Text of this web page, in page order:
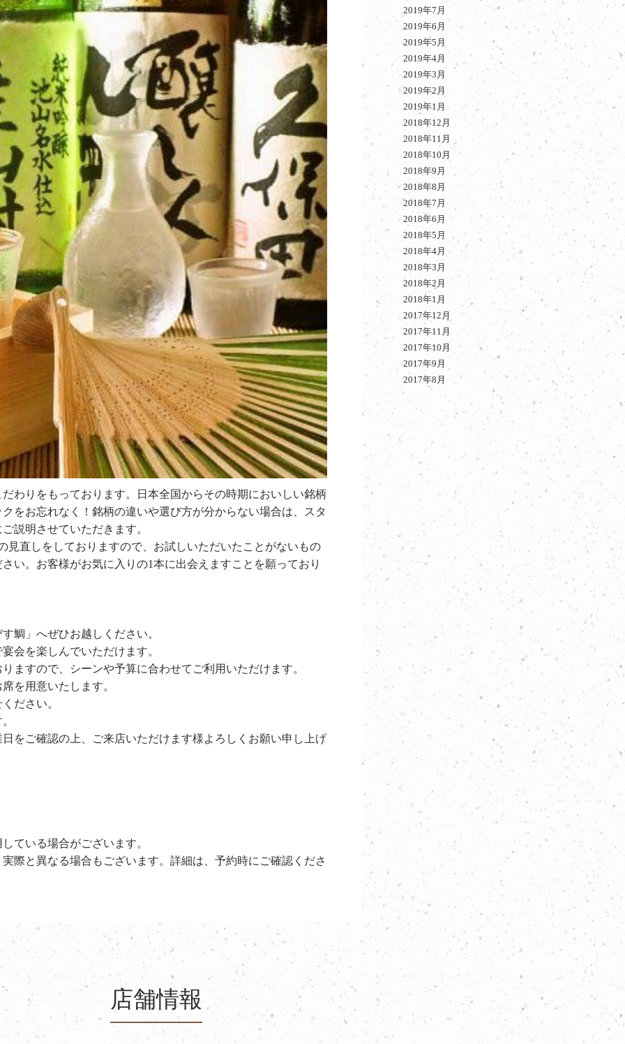
わりをもっております。日本全国からその時期においしい銘柄
をお忘れなく！銘柄の違いや選び方が分からない場合は、スタ
説明させていただきます。
見直しをしておりますので、お試しいただいたことがないもの
い。お客様がお気に入りの1本に出会えますことを願っており
鯛」へぜひお越しください。
会を楽しんでいただけます。
ますので、シーンや予算に合わせてご利用いただけます。
を用意いたします。
ださい。
をご確認の上、ご来店いただけます様よろしくお願い申し上げ
ている場合がございます。
際と異なる場合もございます。詳細は、予約時にご確認くださ
2019年7月
2019年6月
2019年5月
2019年4月
2019年3月
2019年2月
2019年1月
2018年12月
2018年11月
2018年10月
2018年9月
2018年8月
2018年7月
2018年6月
2018年5月
2018年4月
2018年3月
2018年2月
2018年1月
2017年12月
2017年11月
2017年10月
2017年9月
2017年8月
店舗情報